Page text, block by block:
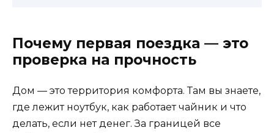
Почему первая поездка — это
проверка на прочность
Дом — это территория комфорта. Там вы знаете,
где лежит ноутбук, как работает чайник и что
делать, если нет денег. За границей все